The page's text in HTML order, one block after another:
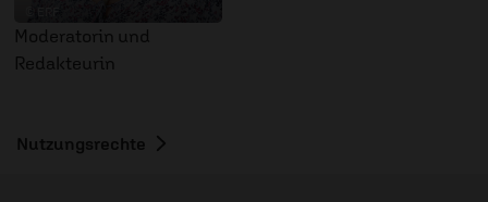
Moderatorin und
Redakteurin
Nutzungsrechte